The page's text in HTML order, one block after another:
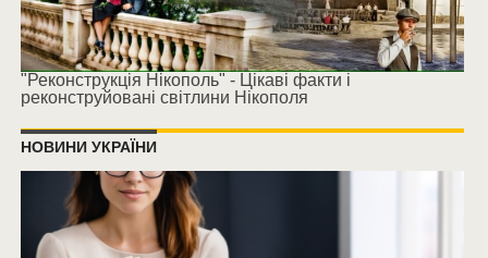
"Реконструкція Нікополь" - Цікаві факти і
реконструйовані світлини Нікополя
НОВИНИ УКРАЇНИ